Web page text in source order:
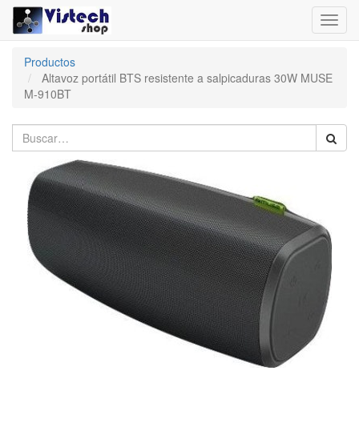
Productos
Altavoz portátil BTS resistente a salpicaduras 30W MUSE
M-910BT